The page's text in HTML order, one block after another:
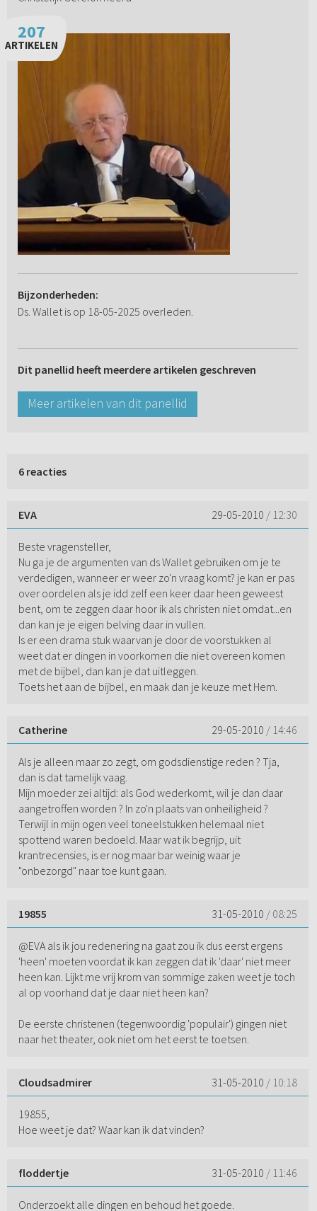
207
ARTIKELEN
Bijzonderheden:
Ds. Wallet is op 18-05-2025 overleden.
Dit panellid heeft meerdere artikelen geschreven
Meer artikelen van dit panellid
6 reacties
EVA 29-05-2010 / 12:30
Beste vragensteller,
Nu ga je de argumenten van ds Wallet gebruiken om je te
verdedigen, wanneer er weer zo'n vraag komt? je kan er pas
over oordelen als je idd zelf een keer daar heen geweest
bent, om te zeggen daar hoor ik als christen niet omdat...en
dan kan je je eigen belving daar in vullen.
Is er een drama stuk waarvan je door de voorstukken al
weet dat er dingen in voorkomen die niet overeen komen
met de bijbel, dan kan je dat uitleggen.
Toets het aan de bijbel, en maak dan je keuze met Hem.
Catherine 29-05-2010 / 14:46
Als je alleen maar zo zegt, om godsdienstige reden ? Tja,
dan is dat tamelijk vaag.
Mijn moeder zei altijd: als God wederkomt, wil je dan daar
aangetroffen worden ? In zo'n plaats van onheiligheid ?
Terwijl in mijn ogen veel toneelstukken helemaal niet
spottend waren bedoeld. Maar wat ik begrijp, uit
krantrecensies, is er nog maar bar weinig waar je
"onbezorgd" naar toe kunt gaan.
19855 31-05-2010 / 08:25
@EVA als ik jou redenering na gaat zou ik dus eerst ergens
'heen' moeten voordat ik kan zeggen dat ik 'daar' niet meer
heen kan. Lijkt me vrij krom van sommige zaken weet je toch
al op voorhand dat je daar niet heen kan?
De eerste christenen (tegenwoordig 'populair') gingen niet
naar het theater, ook niet om het eerst te toetsen.
Cloudsadmirer 31-05-2010 / 10:18
19855,
Hoe weet je dat? Waar kan ik dat vinden?
floddertje 31-05-2010 / 11:46
Onderzoekt alle dingen en behoud het goede.